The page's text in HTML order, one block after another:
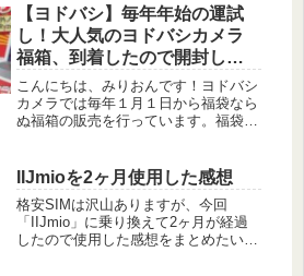
不安で踏み切れない」家計の見直しに
おいて、効果の期待できる大きな固...
【ヨドバシ】毎年年始の運試
し！大人気のヨドバシカメラ
福箱、到着したので開封して
みました！
こんにちは、みりおんです！ヨドバシ
カメラでは毎年１月１日から福袋なら
ぬ福箱の販売を行っています。福袋っ
人気機種が入っていたり値引き率が高
いため、毎年人気を博しています。今
回...
IIJmioを2ヶ月使用した感想
格安SIMは沢山ありますが、今回
「IIJmio」に乗り換えて2ヶ月が経過
したので使用した感想をまとめたいと